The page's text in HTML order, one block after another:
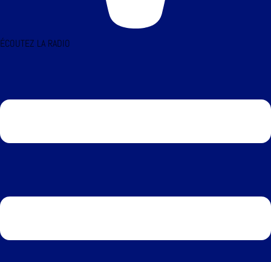
ÉCOUTEZ LA RADIO